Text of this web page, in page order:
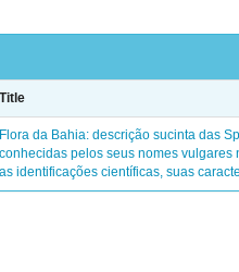
Title
Flora da Bahia: descrição sucinta das
conhecidas pelos seus nomes vulgares
as identificações científicas, suas